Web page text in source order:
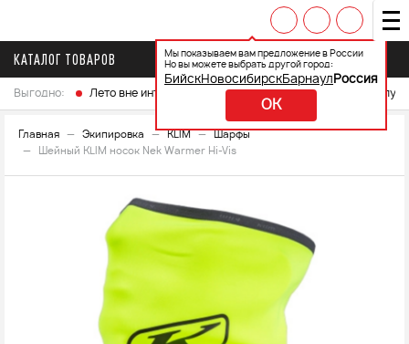
Мы показываем вам предложение в России
Но вы можете выбрать другой город:
БийскНовосибирскБарнаул Россия
OK
КАТАЛОГ ТОВАРОВ
Выгодно: Лето вне интренета Выберите свой мотоцикл и
Главная Экипировка KLIM
Шарфы
Шейный KLIM носок Nek Warmer Hi-Vis